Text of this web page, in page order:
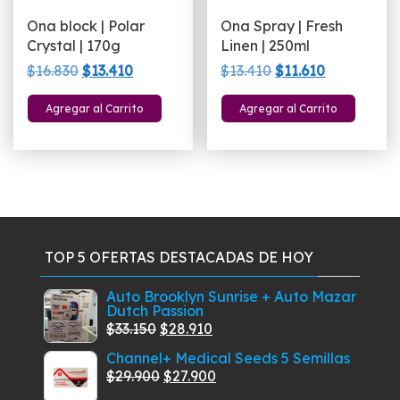
Ona block | Polar
Crystal | 170g
$16.830 El
precio
original
$13.410El
precio
actual
Agregar al Carrito
Ona Spray | Fresh
Linen | 250ml
$13.410El
precio
original
$11.610El
precio
actual
Agregar al Carrito
TOP 5 OFERTAS DESTACADAS DE HOY
Auto Brooklyn Sunrise + Auto Mazar
Dutch Passion
$33.150 El
precio
original
$28.910
precio
actual
Channel+ Medical Seeds 5 Semillas
$29.900 El
$27.900